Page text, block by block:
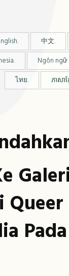
中文.
Ngôn ngữ
ไทย.
ភាសាខ្